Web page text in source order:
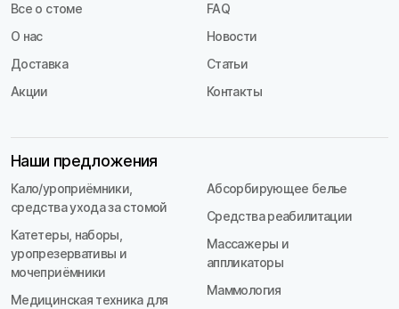
Все о стоме
О нас
Доставка
Акции
FAQ
Новости
Статьи
Контакты
Наши предложения
Кало/уроприёмники,
средства ухода за стомой
Катетеры, наборы,
уропрезервативы и
мочеприёмники
Медицинская техника для
Абсорбирующее белье
Средства реабилитации
Массажеры и
аппликаторы
Маммология